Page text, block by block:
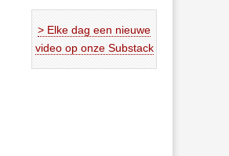
> Elke dag een nieuwe
video op onze Substack